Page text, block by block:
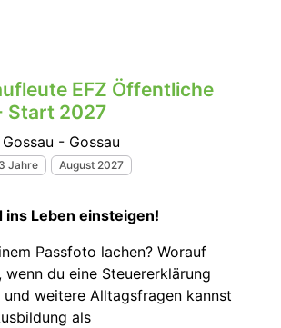
EFZ Öffentliche
Start 2027
- Gossau
Jahre August 2027
ins Leben einsteigen!
Passfoto lachen? Worauf
wenn du eine Steuererklärung
und weitere Alltagsfragen kannst
als